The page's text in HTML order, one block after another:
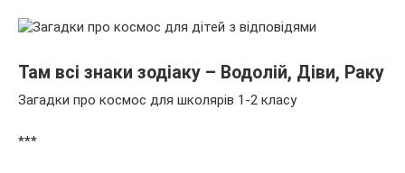
Там всі знаки зодіаку – Водолій, Діви, Раку
Загадки про космос для школярів 1-2 класу
***